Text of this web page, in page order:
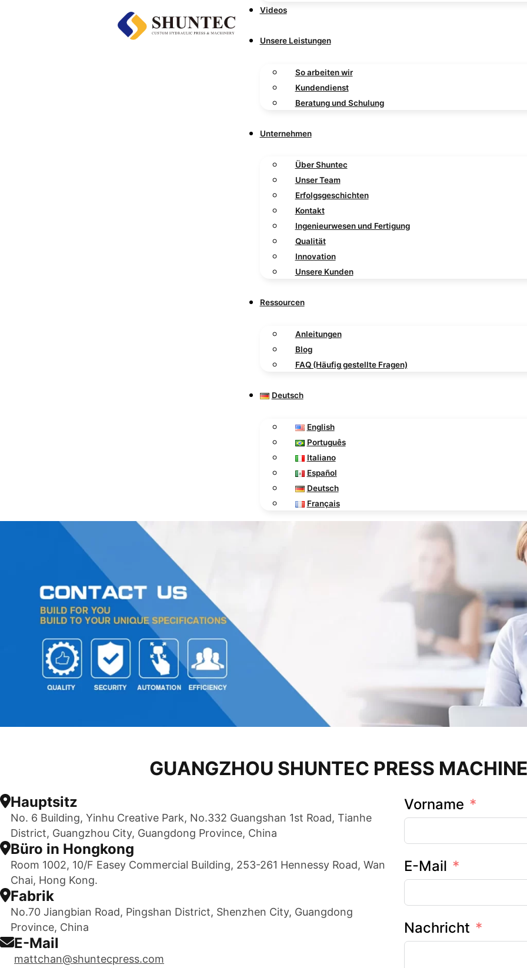
Videos
Unsere Leistungen
So arbeiten wir
Kundendienst
Beratung und Schulung
Unternehmen
Über Shuntec
Unser Team
Erfolgsgeschichten
Kontakt
Ingenieurwesen und Fertigung
Qualität
Innovation
Unsere Kunden
Ressourcen
Anleitungen
Blog
FAQ (Häufig gestellte Fragen)
Deutsch
English
Português
Italiano
Español
Deutsch
Français
GUANGZHOU SHUNTEC PRESS
Hauptsitz
No. 6 Building, Yinhu Creative Park, No.332 Guangshan 1st Road, Tianhe
District, Guangzhou City, Guangdong Province, China
Büro in Hongkong
Room 1002, 10/F Easey Commercial Building, 253-261 Hennessy Road, Wan
Chai, Hong Kong.
Fabrik
No.70 Jiangbian Road, Pingshan District, Shenzhen City, Guangdong
Province, China
E-Mail
mattchan@shuntecpress.com
Vorname
E-Mail
Nachricht